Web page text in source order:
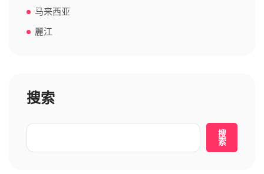
马来西亚
麗江
搜索
搜
索